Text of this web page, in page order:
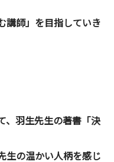
講師」を目指していき
、羽生先生の著書「決
生の温かい人柄を感じ